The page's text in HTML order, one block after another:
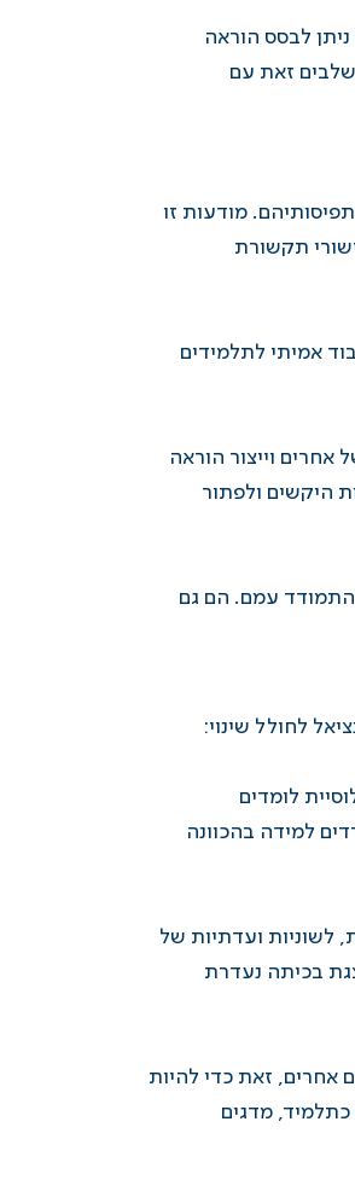
לבסס הוראה
זאת עם
מודעות זו
תקשורת
אמיתי לתלמידים
וייצור הוראה
היקשים ולפתור
עמם. הם גם
לחולל שינוי:
לומדים
למידה בהכוונה
לשוניות ועדתיות של
בכיתה נעדרת
אחרים, זאת כדי להיות
כתלמיד, מדגים